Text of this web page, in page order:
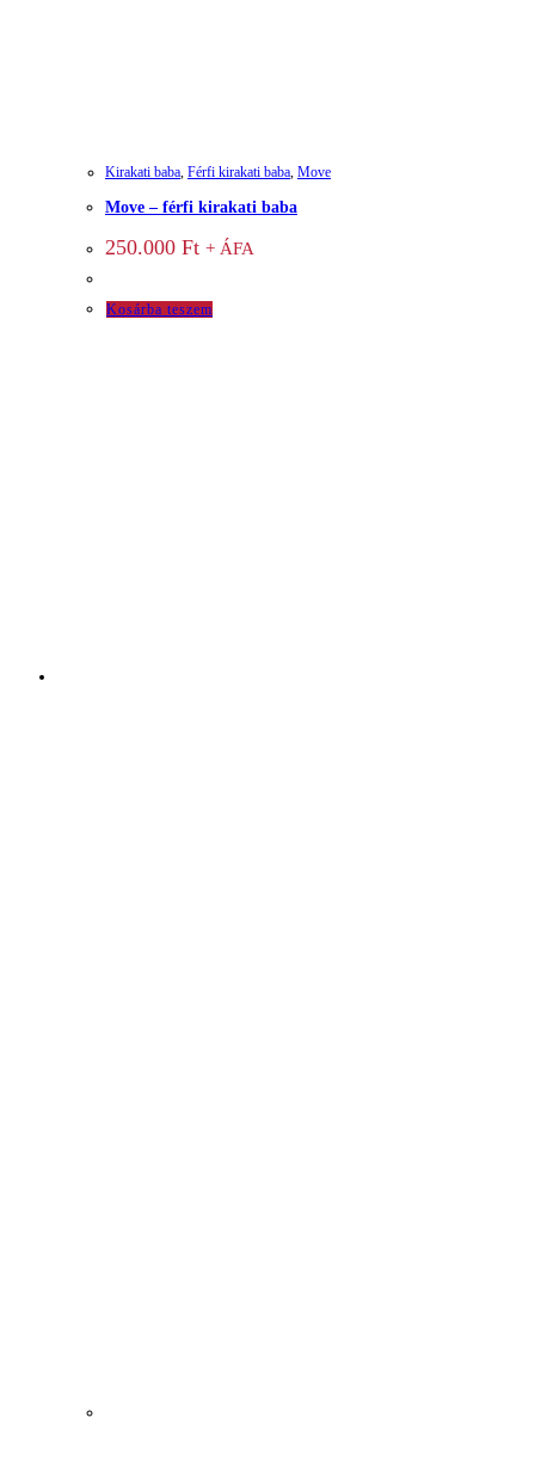
Kirakati baba, Férfi kirakati baba, Move
Move – férfi kirakati baba
250.000 Ft + ÁFA
Kosárba teszem